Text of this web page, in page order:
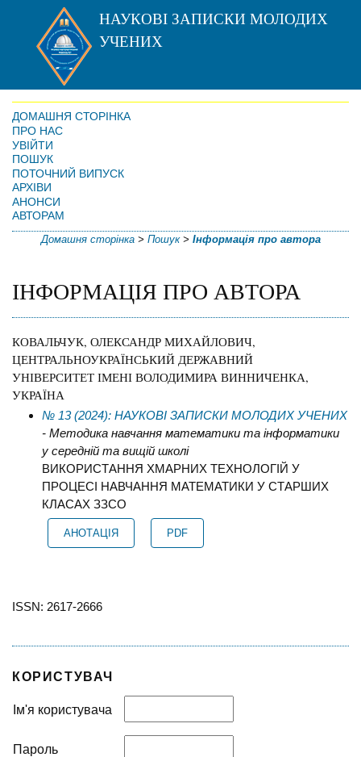
НАУКОВІ ЗАПИСКИ МОЛОДИХ
УЧЕНИХ
КОРИСТУВАЧ
Ім'я користувача
Пароль
ДОМАШНЯ СТОРІНКА
ПРО НАС
УВІЙТИ
ПОШУК
ПОТОЧНИЙ ВИПУСК
АРХІВИ
АНОНСИ
АВТОРАМ
Домашня сторінка> Пошук> Інформація про автора
ІНФОРМАЦІЯ ПРО АВТОРА
КОВАЛЬЧУК, ОЛЕКСАНДР МИХАЙЛОВИЧ,
ЦЕНТРАЛЬНОУКРАЇНСЬКИЙ ДЕРЖАВНИЙ
УНІВЕРСИТЕТ ІМЕНІ ВОЛОДИМИРА ВИННИЧЕНКА,
УКРАЇНА
№ 13 (2024): НАУКОВІ ЗАПИСКИ МОЛОДИХ УЧЕНИХ
- Методика навчання математики та інформатики
у середній та вищій школі
ВИКОРИСТАННЯ ХМАРНИХ ТЕХНОЛОГІЙ У
ПРОЦЕСІ НАВЧАННЯ МАТЕМАТИКИ У СТАРШИХ
КЛАСАХ ЗЗСО
АНОТАЦІЯ PDF
ISSN: 2617-2666